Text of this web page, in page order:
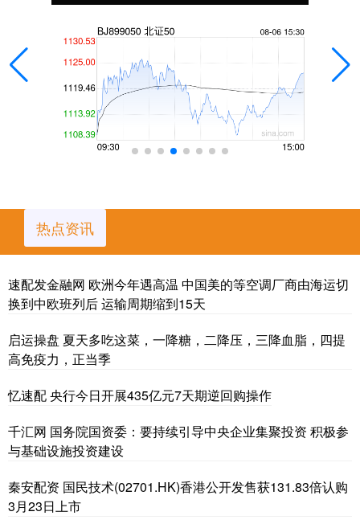
热点资讯
速配发金融网 欧洲今年遇高温 中国美的等空调厂商由海运切
换到中欧班列后 运输周期缩到15天
启运操盘 夏天多吃这菜，一降糖，二降压，三降血脂，四提
高免疫力，正当季
忆速配 央行今日开展435亿元7天期逆回购操作
千汇网 国务院国资委：要持续引导中央企业集聚投资 积极参
与基础设施投资建设
秦安配资 国民技术(02701.HK)香港公开发售获131.83倍认购
3月23日上市